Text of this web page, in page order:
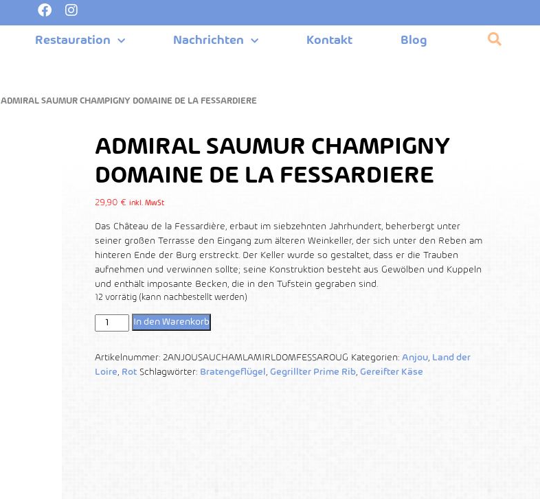
Restauration Nachrichten Kontakt Blog
ADMIRAL SAUMUR CHAMPIGNY DOMAINE DE LA FESSARDIERE
ADMIRAL SAUMUR CHAMPIGNY
DOMAINE DE LA FESSARDIERE
29,90 € inkl. MwSt
Das Château de la Fessardière, erbaut im siebzehnten Jahrhundert, beherbergt unter
seiner großen Terrasse den Eingang zum älteren Weinkeller, der sich unter den Reben am
hinteren Ende der Burg erstreckt. Der Keller wurde so gestaltet, dass er die Trauben
aufnehmen und verwinnen sollte; seine Konstruktion besteht aus Gewölben und Kuppeln
und enthält imposante Becken, die in den Tufstein gegraben sind.
12 vorrätig (kann nachbestellt werden)
In den Warenkorb
Artikelnummer: 2ANJOUSAUCHAMLAMIRLDOMFESSAROUG Kategorien: Anjou, Land der
Loire, Rot Schlagwörter: Bratengeflügel , Gegrillter Prime Rib, Gereifter Käse